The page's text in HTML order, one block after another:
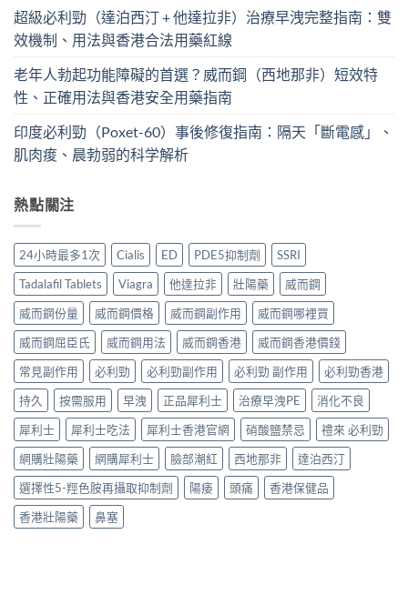
超級必利勁（達泊西汀 + 他達拉非）治療早洩完整指南：雙
效機制、用法與香港合法用藥紅線
老年人勃起功能障礙的首選？威而鋼（西地那非）短效特
性、正確用法與香港安全用藥指南
印度必利勁（Poxet-60）事後修復指南：隔天「斷電感」、
肌肉痠、晨勃弱的科学解析
熱點關注
24小時最多1次 Cialis ED PDE5抑制劑
SSRI
Tadalafil Tablets
Viagra 他達拉非 壯陽藥
威而鋼
威而鋼份量
威而鋼價格 威而鋼副作用
威而鋼哪裡買
威而鋼屈臣氏
威而鋼用法 威而鋼香港
威而鋼香港價錢
常見副作用
必利勁 必利勁副作用 必利勁 副作用
必利勁香港
持久
按需服用 早洩 正品犀利士 治療早洩PE
消化不良
犀利士
犀利士吃法 犀利士香港官網 硝酸鹽禁忌
禮來 必利勁
網購壯陽藥
網購犀利士 臉部潮紅 西地那非
達泊西汀
選擇性5-羥色胺再攝取抑制劑
陽痿 頭痛
香港保健品
香港壯陽藥
鼻塞